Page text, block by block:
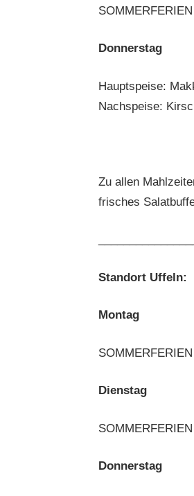
SOMMERFERIEN
Donnerstag
Hauptspeise:
Nachspeise:
Zu allen
frisches
Standort Uffeln:
Montag
SOMMERFERIEN
Dienstag
SOMMERFERIEN
Donnerstag